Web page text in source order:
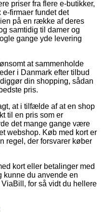
priser fra flere e-butikker,
firmaer fundet det
på en række af deres
samtidig til damer og
gange yde levering
at sammenholde
i Danmark efter tilbud
din shopping, sådan
pris.
at i tilfælde af at en shop
til en pris som er
det mange gange være
webshop. Køb med kort er
regel, der forsvarer køber
kort eller betalinger med
kunne du anvende en
for så vidt du hellere